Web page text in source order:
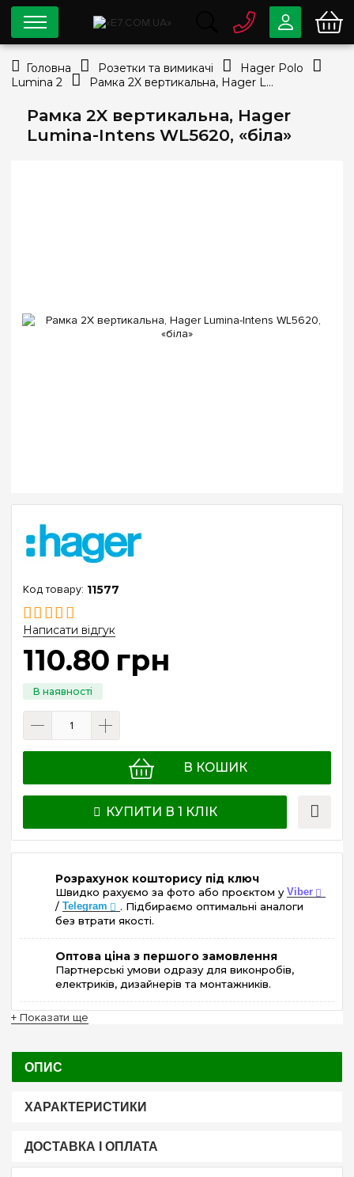
Рамка 2X вертикальна, Hager
Lumina-Intens WL5620, «біла»
11577
Написати відгук
110.80 грн
В КОШИК
КУПИТИ В 1 КЛІК
Розрахунок кошторису під ключ
Швидко рахуємо за фото або проєктом у Viber
/ Telegram
. Підбираємо оптимальні аналоги
без втрати якості.
Оптова ціна з першого замовлення
Партнерські умови одразу для виконробів,
електриків, дизайнерів та монтажників.
+ Показати ще
ОПИС
ХАРАКТЕРИСТИКИ
ДОСТАВКА І ОПЛАТА
0 80033-63-07
Безкоштовно
info@e7.com.ua
044334-79-78
Viber Telegram
Головна Розетки та вимикачі
Hager Polo
Lumina 2
Рамка 2X вертикальна, Hager Lumina-Intens WL5620, «біла»